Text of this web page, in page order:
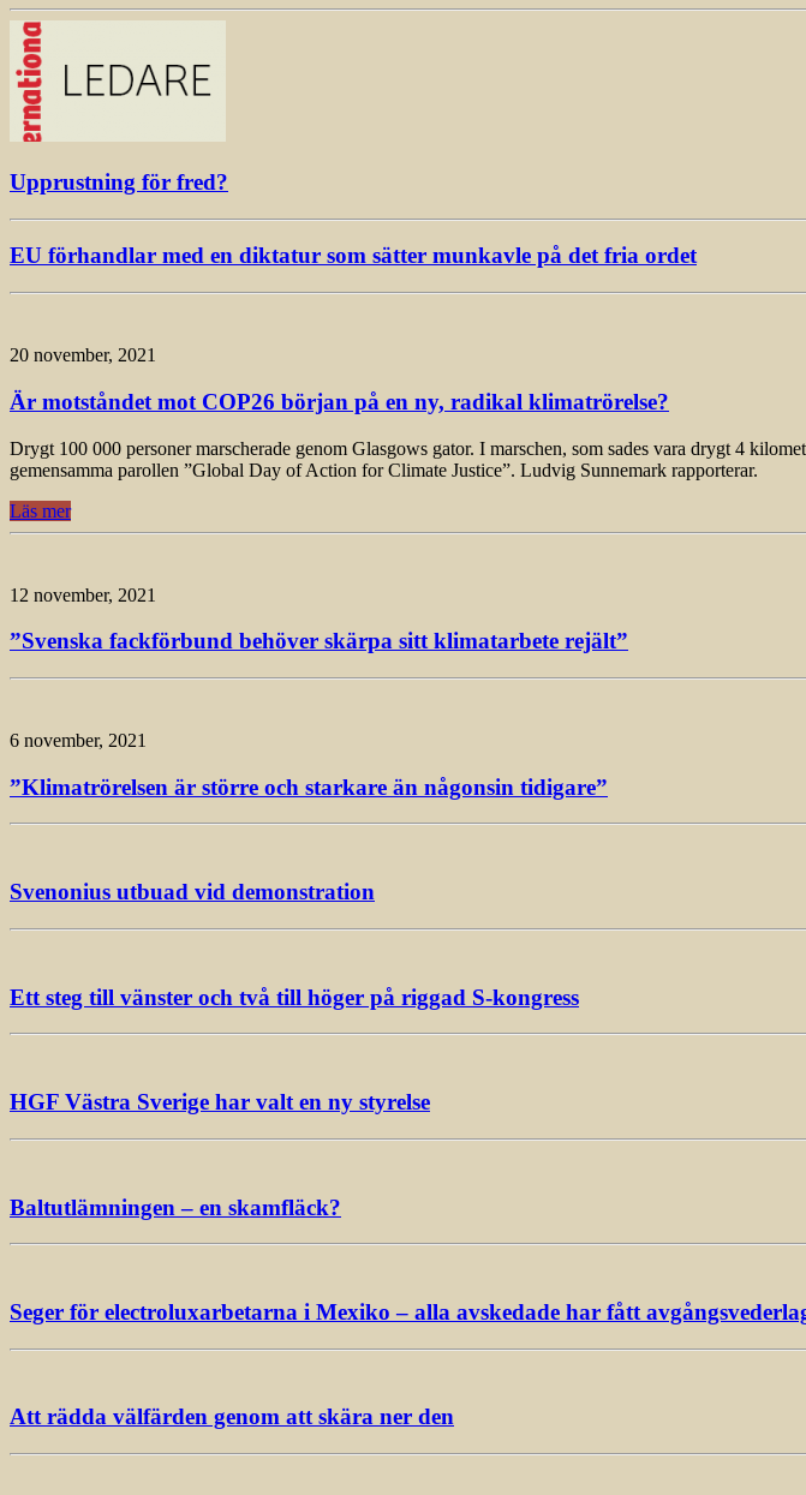
Upprustning för fred?
EU förhandlar med en diktatur som sätter munkavle på det fria ordet
20 november, 2021
Är motståndet mot COP26 början på en ny, radikal klimatrörelse?
Drygt 100 000 personer marscherade genom Glasgows gator. I marschen, som sades vara drygt 4
gemensamma parollen ”Global Day of Action for Climate Justice”. Ludvig Sunnemark rapporterar.
Läs mer
12 november, 2021
”Svenska fackförbund behöver skärpa sitt klimatarbete rejält”
6 november, 2021
”Klimatrörelsen är större och starkare än någonsin tidigare”
Svenonius utbuad vid demonstration
Ett steg till vänster och två till höger på riggad S-kongress
HGF Västra Sverige har valt en ny styrelse
Baltutlämningen – en skamfläck?
Seger för electroluxarbetarna i Mexiko – alla avskedade har fått
Att rädda välfärden genom att skära ner den